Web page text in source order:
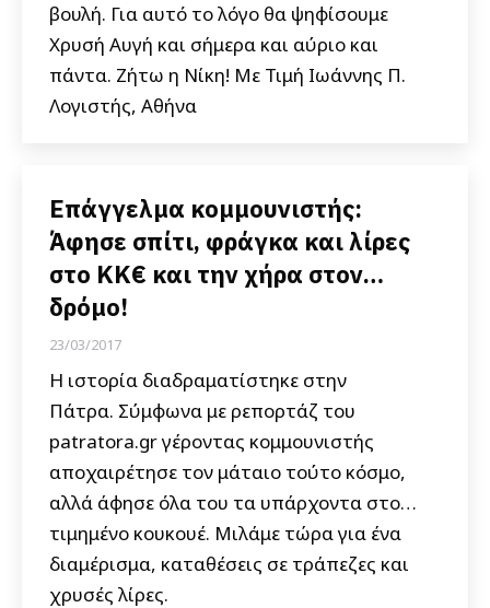
βουλή. Για αυτό το λόγο θα ψηφίσουμε
Χρυσή Αυγή και σήμερα και αύριο και
πάντα. Ζήτω η Νίκη! Με Τιμή Ιωάννης Π.
Λογιστής, Αθήνα
Επάγγελμα κομμουνιστής:
Άφησε σπίτι, φράγκα και λίρες
στο ΚΚ€ και την χήρα στον…
δρόμο!
23/03/2017
Η ιστορία διαδραματίστηκε στην
Πάτρα. Σύμφωνα με ρεπορτάζ του
patratora.gr γέροντας κομμουνιστής
αποχαιρέτησε τον μάταιο τούτο κόσμο,
αλλά άφησε όλα του τα υπάρχοντα στο…
τιμημένο κουκουέ. Μιλάμε τώρα για ένα
διαμέρισμα, καταθέσεις σε τράπεζες και
χρυσές λίρες.